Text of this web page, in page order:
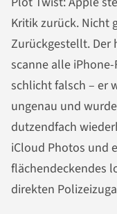
Kritik zurück. Nicht
Zurückgestellt. Der
scanne alle
schlicht falsch – er
ungenau und
dutzendfach
iCloud Photos und
flächendeckendes
direkten